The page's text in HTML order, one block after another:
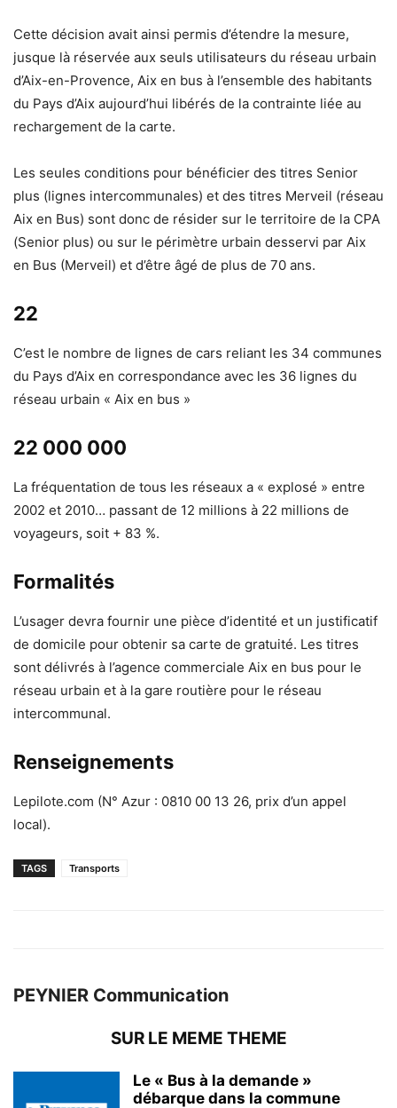
Cette décision avait ainsi permis d’étendre la mesure,
jusque là réservée aux seuls utilisateurs du réseau urbain
d’Aix-en-Provence, Aix en bus à l’ensemble des habitants
du Pays d’Aix aujourd’hui libérés de la contrainte liée au
rechargement de la carte.
Les seules conditions pour bénéficier des titres Senior
plus (lignes intercommunales) et des titres Merveil (réseau
Aix en Bus) sont donc de résider sur le territoire de la CPA
(Senior plus) ou sur le périmètre urbain desservi par Aix
en Bus (Merveil) et d’être âgé de plus de 70 ans.
22
C’est le nombre de lignes de cars reliant les 34 communes
du Pays d’Aix en correspondance avec les 36 lignes du
réseau urbain « Aix en bus »
22 000 000
La fréquentation de tous les réseaux a « explosé » entre
2002 et 2010… passant de 12 millions à 22 millions de
voyageurs, soit + 83 %.
Formalités
L’usager devra fournir une pièce d’identité et un justificatif
de domicile pour obtenir sa carte de gratuité. Les titres
sont délivrés à l’agence commerciale Aix en bus pour le
réseau urbain et à la gare routière pour le réseau
intercommunal.
Renseignements
Lepilote.com (N° Azur : 0810 00 13 26, prix d’un appel
local).
TAGS Transports
PEYNIER Communication
SUR LE MEME THEME
Le « Bus à la demande »
débarque dans la commune